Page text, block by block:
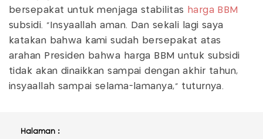
bersepakat untuk menjaga stabilitas
harga BBM
subsidi. "Insyaallah aman. Dan sekali lagi saya
katakan bahwa kami sudah bersepakat atas
arahan Presiden bahwa harga BBM untuk subsidi
tidak akan dinaikkan sampai dengan akhir tahun,
insyaallah sampai selama-lamanya," tuturnya.
Halaman :